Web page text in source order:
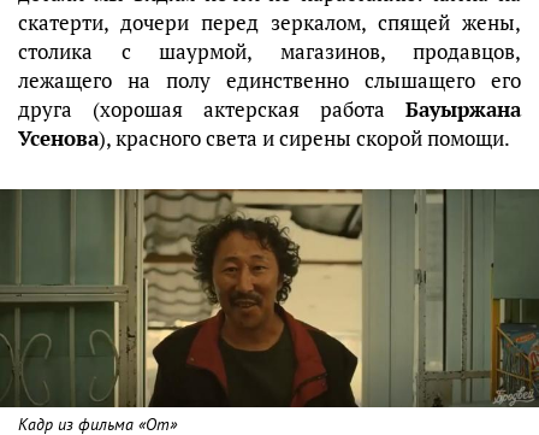
скатерти, дочери перед зеркалом, спящей жены,
столика с шаурмой, магазинов, продавцов,
лежащего на полу единственно слышащего его
друга (хорошая актерская работа Бауыржана
Усенова), красного света и сирены скорой помощи.
Кадр из фильма «От»